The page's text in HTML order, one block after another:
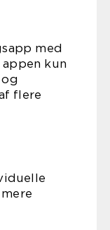
med
kun
flere